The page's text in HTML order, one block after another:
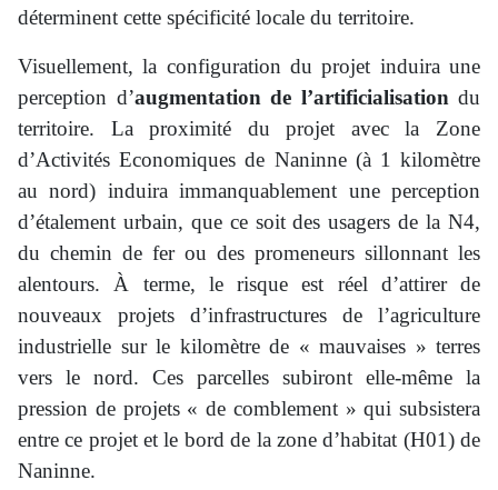
déterminent cette spécificité locale du territoire.
Visuellement, la configuration du projet induira une
perception d’augmentation de l’artificialisation du
territoire. La proximité du projet avec la Zone
d’Activités Economiques de Naninne (à 1 kilomètre
au nord) induira immanquablement une perception
d’étalement urbain, que ce soit des usagers de la N4,
du chemin de fer ou des promeneurs sillonnant les
alentours. À terme, le risque est réel d’attirer de
nouveaux projets d’infrastructures de l’agriculture
industrielle sur le kilomètre de « mauvaises » terres
vers le nord. Ces parcelles subiront elle-même la
pression de projets « de comblement » qui subsistera
entre ce projet et le bord de la zone d’habitat (H01) de
Naninne.